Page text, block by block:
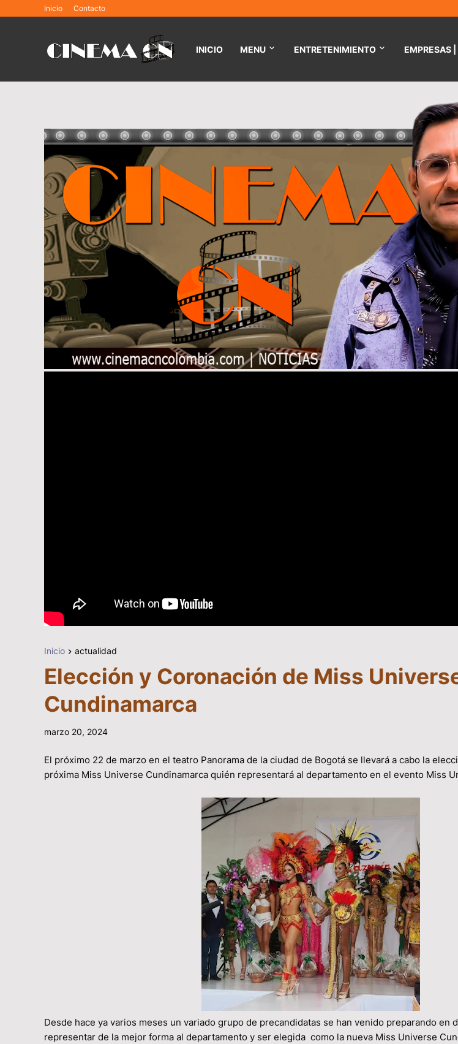
Inicio Contacto
INICIO MENU ENTRETENIMIENTO EMPRESAS
Inicio actualidad
Elección y Coronación de Miss
Cundinamarca
marzo 20, 2024
El próximo 22 de marzo en el teatro Panorama de la ciudad de Bogotá se llevará a cabo la
próxima Miss Universe Cundinamarca quién representará al departamento en el evento Miss
Desde hace ya varios meses un variado grupo de precandidatas se han venido preparando en
representar de la mejor forma al departamento y ser elegida como la nueva Miss Universe